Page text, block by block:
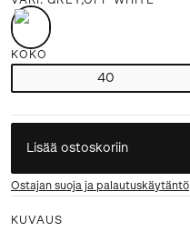
KOKO
40
Lisää ostoskoriin
Ostajan suoja ja palautuskäytäntö
KUVAUS